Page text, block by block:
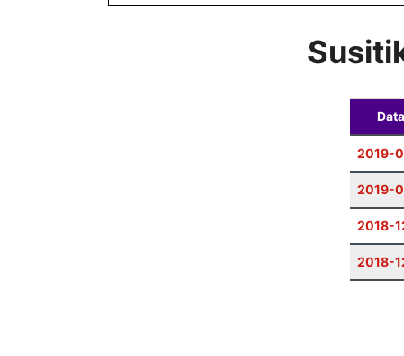
Data
2019-
2019-
2018-
2018-